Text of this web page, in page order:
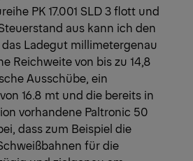
PK 17.001 SLD 3 flott und
aus kann ich den
Ladegut millimetergenau
Reichweite von bis zu 14,8
Ausschübe, ein
16.8 mt und die bereits in
vorhandene Paltronic 50
dass zum Beispiel die
für die